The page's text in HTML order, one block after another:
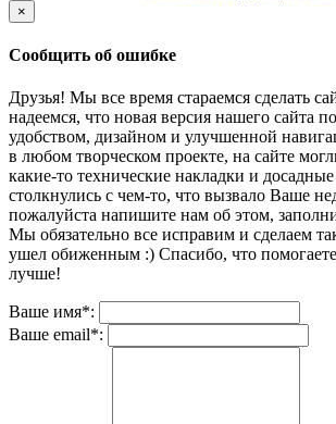
×
Сообщить об ошибке
Друзья! Мы все время стараемся сделать
надеемся, что новая версия нашего сайта
удобством, дизайном и улучшенной
в любом творческом проекте, на сайте
какие-то технические накладки и
столкнулись с чем-то, что вызвало Ваше
пожалуйста напишите нам об этом,
Мы обязательно все исправим и сделаем
ушел обиженным :) Спасибо, что
лучше!
Ваше имя*:
Ваше email*: